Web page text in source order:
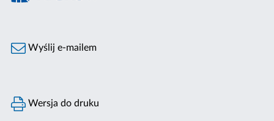
Wyślij e-mailem
Wersja do druku